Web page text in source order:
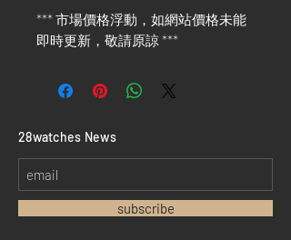
*** 市場價格浮動，如網站價格未能
即時更新，敬請原諒 ***
​28watches News
subscribe